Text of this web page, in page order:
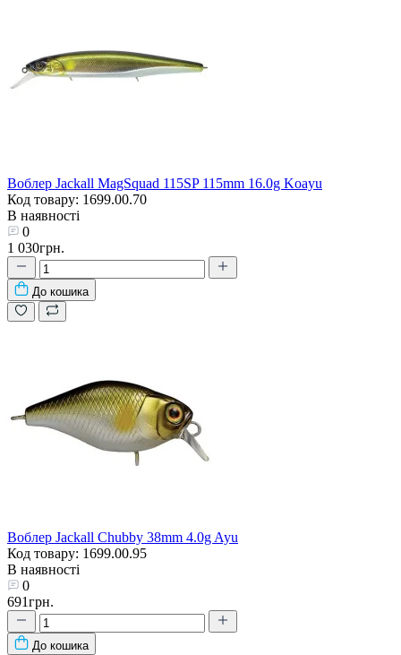
Воблер Jackall MagSquad 115SP 115mm 16.0g Koayu
Код товару: 1699.00.70
В наявності
0
1 030грн.
До кошика
Воблер Jackall Chubby 38mm 4.0g Ayu
Код товару: 1699.00.95
В наявності
0
691грн.
До кошика